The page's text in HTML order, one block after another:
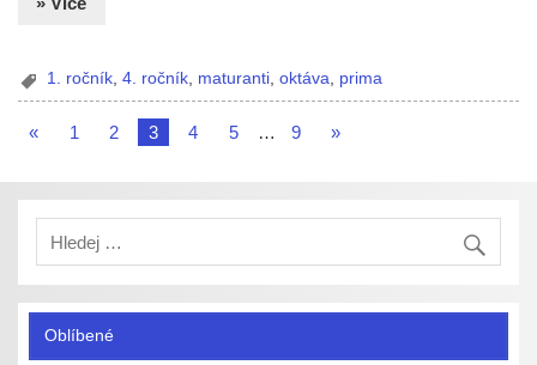
1. ročník,4. ročník, maturanti,oktáva, prima
« 1 2 3 4 5 … 9 »
Oblíbené